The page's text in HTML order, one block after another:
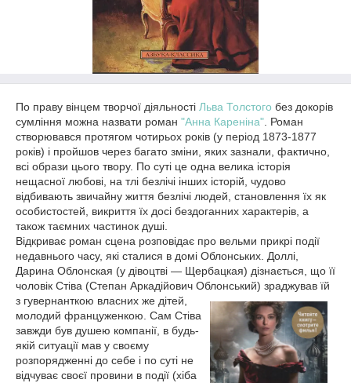
По праву вінцем творчої діяльності Льва Толстого без докорів
сумління можна назвати роман "Анна Кареніна" . Роман
створювався протягом чотирьох років (у період 1873-1877
років) і пройшов через багато зміни, яких зазнали, фактично,
всі образи цього твору. По суті це одна велика історія
нещасної любові, на тлі безлічі інших історій, чудово
відбивають звичайну життя безлічі людей, становлення їх як
особистостей, викриття їх досі бездоганних характерів, а
також таємних частинок душі.
Відкриває роман сцена розповідає про вельми прикрі події
недавнього часу, які сталися в домі Облонських. Доллі,
Дарина Облонская (у дівоцтві — Щербацкая) дізнається, що її
чоловік Стіва (Степан Аркадійович Облонський) зраджував їй
з гувернанткою власних же дітей,
молодий француженкою. Сам Стіва
завжди був душею компанії, в будь-
якій ситуації мав у своєму
розпорядженні до себе і по суті не
відчуває своєї провини в події (хіба